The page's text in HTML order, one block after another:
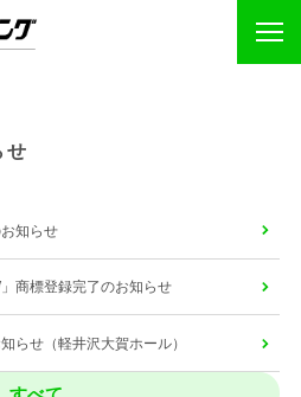
せ
知らせ
」商標登録完了のお知らせ
らせ（軽井沢大賀ホール）